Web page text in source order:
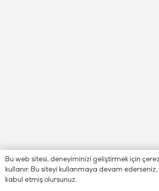
Bu web sitesi, deneyiminizi geliştirmek için
kullanır. Bu siteyi kullanmaya devam ederseniz,
kabul etmiş olursunuz.